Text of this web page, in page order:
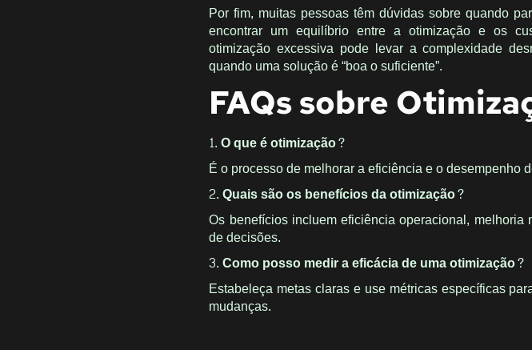
Por fim, muitas pessoas têm dúvidas sobre quando
encontrar um equilíbrio entre a otimização e os
otimização excessiva pode levar a complexidade
quando uma solução é “boa o suficiente”.
FAQs sobre
1. O que é otimização?
É o processo de melhorar a eficiência e o desempenho
2. Quais são os benefícios da otimização?
Os benefícios incluem eficiência operacional,
de decisões.
3. Como posso medir a eficácia de uma otimização?
Estabeleça metas claras e use métricas específicas
mudanças.